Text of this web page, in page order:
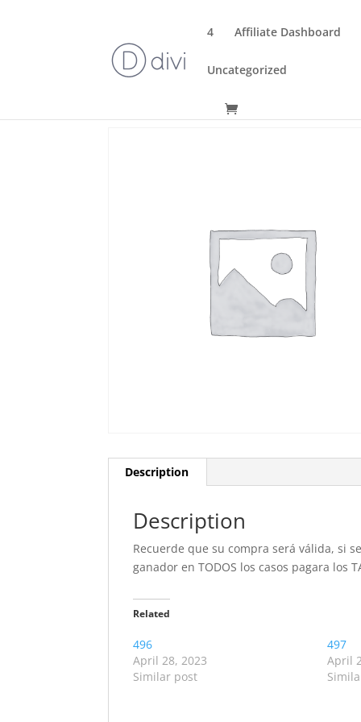
4 Affiliate Dashboard
Uncategorized
Description
Description
Recuerde que su compra será válida, si
ganador en TODOS los casos pagara los
Related
496
April 28, 2023
Similar post
497
April